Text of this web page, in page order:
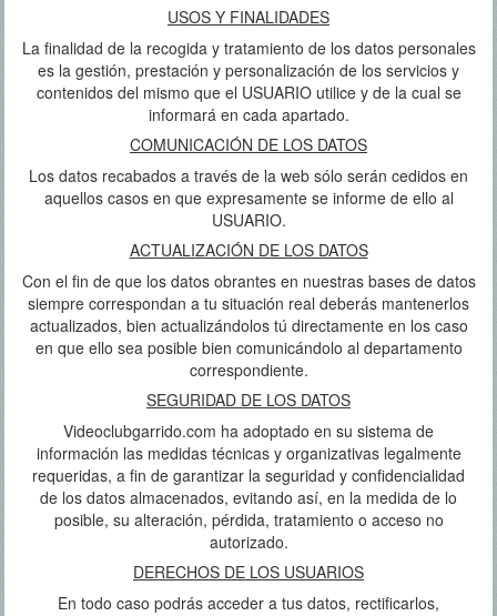
USOS Y FINALIDADES
La finalidad de la recogida y tratamiento de los datos personales
es la gestión, prestación y personalización de los servicios y
contenidos del mismo que el USUARIO utilice y de la cual se
informará en cada apartado.
COMUNICACIÓN DE LOS DATOS
Los datos recabados a través de la web sólo serán cedidos en
aquellos casos en que expresamente se informe de ello al
USUARIO.
ACTUALIZACIÓN DE LOS DATOS
Con el fin de que los datos obrantes en nuestras bases de datos
siempre correspondan a tu situación real deberás mantenerlos
actualizados, bien actualizándolos tú directamente en los caso
en que ello sea posible bien comunicándolo al departamento
correspondiente.
SEGURIDAD DE LOS DATOS
Videoclubgarrido.com ha adoptado en su sistema de
información las medidas técnicas y organizativas legalmente
requeridas, a fin de garantizar la seguridad y confidencialidad
de los datos almacenados, evitando así, en la medida de lo
posible, su alteración, pérdida, tratamiento o acceso no
autorizado.
DERECHOS DE LOS USUARIOS
En todo caso podrás acceder a tus datos, rectificarlos,